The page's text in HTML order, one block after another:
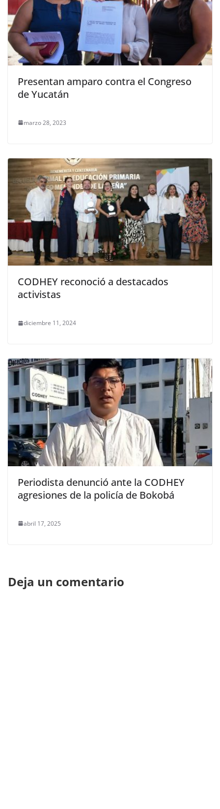
Presentan amparo contra el Congreso
de Yucatán
marzo 28, 2023
CODHEY reconoció a destacados
activistas
diciembre 11, 2024
Periodista denunció ante la CODHEY
agresiones de la policía de Bokobá
abril 17, 2025
Deja un comentario